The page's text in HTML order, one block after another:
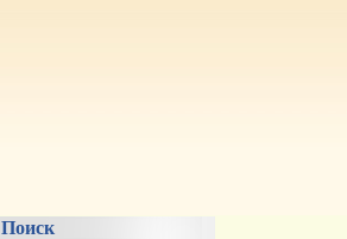
Поиск